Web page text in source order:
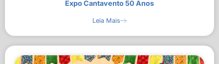
Expo Cantavento 50 Anos
Leia Mais